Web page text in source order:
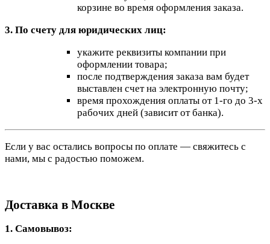
корзине во время оформления заказа.
3. По счету для юридических лиц:
укажите реквизиты компании при
оформлении товара;
после подтверждения заказа вам будет
выставлен счет на электронную почту;
время прохождения оплаты от 1-го до 3-х
рабочих дней (зависит от банка).
Если у вас остались вопросы по оплате — свяжитесь с
нами, мы с радостью поможем.
Доставка в Москве
1. Самовывоз: